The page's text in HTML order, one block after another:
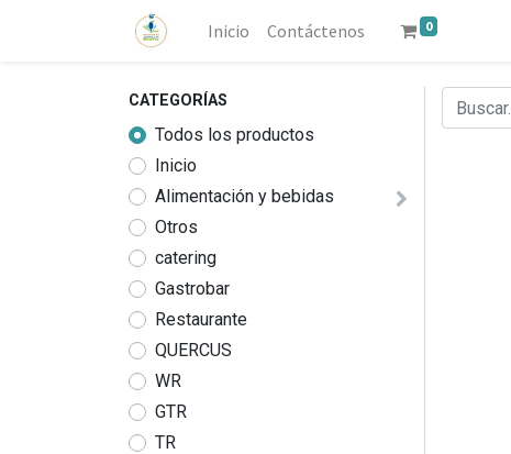
Inicio Contáctenos 0
CATEGORÍAS
Todos los productos
Inicio
Alimentación y bebidas
Otros
catering
Gastrobar
Restaurante
QUERCUS
WR
GTR
TR